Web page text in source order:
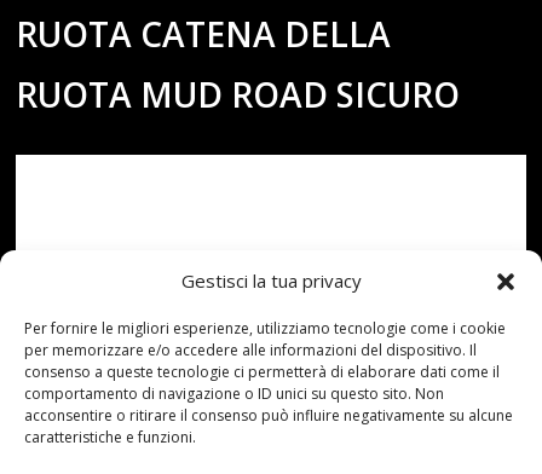
Gestisci la tua privacy
Per fornire le migliori esperienze, utilizziamo tecnologie come i cookie
per memorizzare e/o accedere alle informazioni del dispositivo. Il
consenso a queste tecnologie ci permetterà di elaborare dati come il
comportamento di navigazione o ID unici su questo sito. Non
acconsentire o ritirare il consenso può influire negativamente su alcune
caratteristiche e funzioni.
RUOTA CATENA DELLA
RUOTA MUD ROAD SICURO